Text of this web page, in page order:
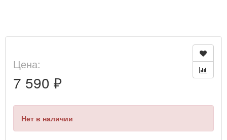
Цена:
7 590 ₽
Нет в наличии